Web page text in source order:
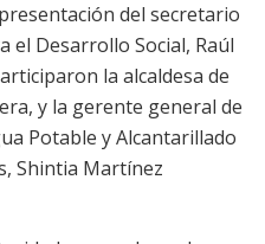
del secretario
el Desarrollo Social, Raúl
la alcaldesa de
y la gerente general de
Potable y Alcantarillado
Shintia Martínez